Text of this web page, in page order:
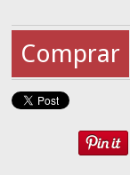
Comprar